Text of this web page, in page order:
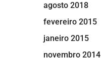
agosto 2018
fevereiro 2015
janeiro 2015
novembro 2014